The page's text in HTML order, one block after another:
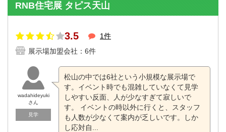
RNB住宅展 タピス天山
3.5
1件
展示場加盟会社：6件
wadahideyuki
さん
見学
松山の中では6社という小規模な展示場で
す。イベント時でも混雑していなくて見学
しやすい反面、人が少なすぎて寂しいで
す。 イベントの時以外に行くと、スタッフ
も人数が少なくて案内が乏しいです。しか
し応対自...